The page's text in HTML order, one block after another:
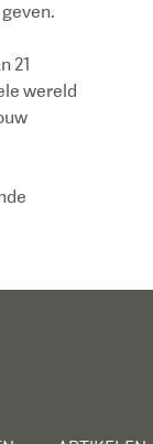
21
wereld